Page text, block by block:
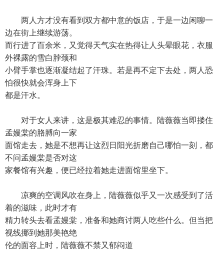
两人方才没有看到双方都中意的饭店，于是一边闲聊一
边在街上继续游荡。
而行进了百余米，又觉得天气实在热得让人头晕眼花，衣服
外裸露的雪白脖颈和
小臂手掌也逐渐凝结起了汗珠。若是再不定下去处，两人恐
怕很快就会浑身上下
都是汗水。
对于女人来讲，这是极其难忍的事情。陆薇薇当即搂住
孟嫚棠的胳膊向一家
面馆走去，她是不想再让这烈日阳光折磨自己哪怕一刻，都
不问孟嫚棠是否对这
家餐馆有兴趣，便已经拉着她走进面馆里坐下。
凉爽的空调风吹在身上，陆薇薇似乎又一次感受到了活
着的滋味，此时才有
精力转头去看孟嫚棠，准备和她商讨两人吃些什么。但当把
视线挪到她那美艳绝
伦的面容上时，陆薇薇不禁又郁闷道